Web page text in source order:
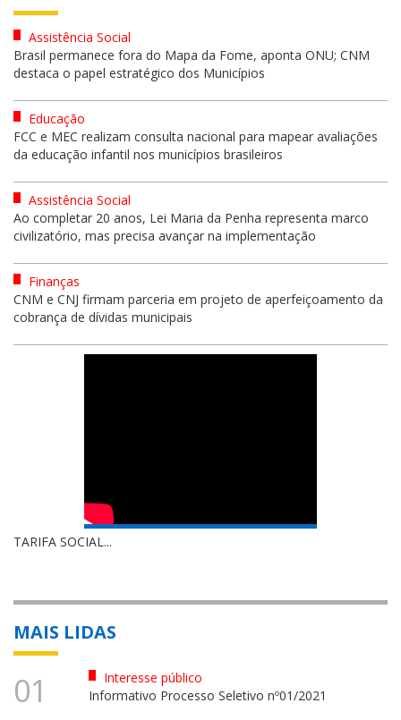
Assistência Social
Brasil permanece fora do Mapa da Fome, aponta ONU; CNM
destaca o papel estratégico dos Municípios
Educação
FCC e MEC realizam consulta nacional para mapear avaliações
da educação infantil nos municípios brasileiros
Assistência Social
Ao completar 20 anos, Lei Maria da Penha representa marco
civilizatório, mas precisa avançar na implementação
Finanças
CNM e CNJ firmam parceria em projeto de aperfeiçoamento da
cobrança de dívidas municipais
TARIFA SOCIAL...
MAIS LIDAS
01
Interesse público
Informativo Processo Seletivo nº01/2021